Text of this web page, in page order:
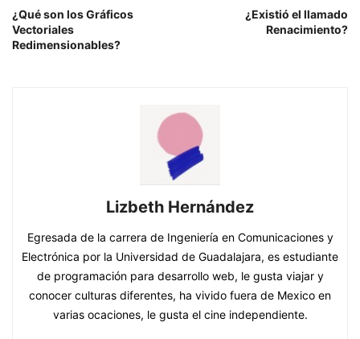
¿Qué son los Gráficos
Vectoriales
Redimensionables?
¿Existió el llamado
Renacimiento?
Lizbeth Hernández
Egresada de la carrera de Ingeniería en Comunicaciones y
Electrónica por la Universidad de Guadalajara, es estudiante
de programación para desarrollo web, le gusta viajar y
conocer culturas diferentes, ha vivido fuera de Mexico en
varias ocaciones, le gusta el cine independiente.